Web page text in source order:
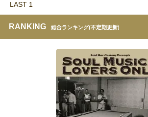
LAST 1
RANKING 総合ランキング(不定期更新)